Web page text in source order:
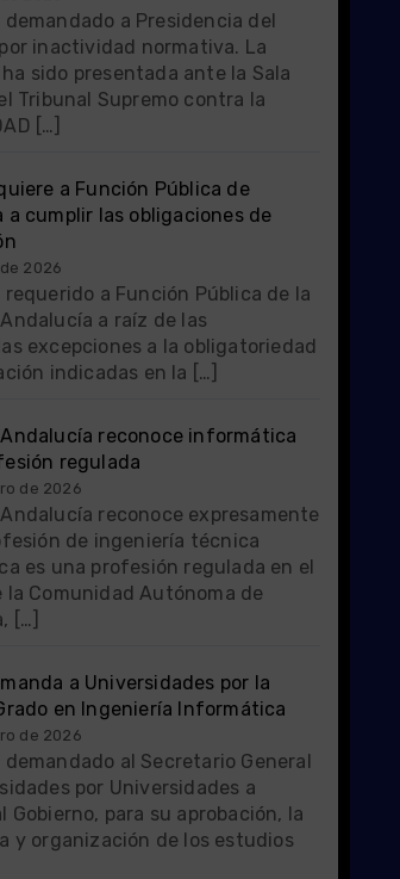
demandado a Presidencia del
inactividad normativa. La
sido presentada ante la Sala
Tribunal Supremo contra la
[…]
a Función Pública de
a cumplir las obligaciones de
2026
requerido a Función Pública de la
a raíz de las
excepciones a la obligatoriedad
indicadas en la […]
reconoce informática
regulada
de 2026
reconoce expresamente
de ingeniería técnica
es una profesión regulada en el
la Comunidad Autónoma de
[…]
a Universidades por la
en Ingeniería Informática
de 2026
demandado al Secretario General
por Universidades a
Gobierno, para su aprobación, la
y organización de los estudios